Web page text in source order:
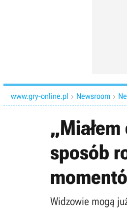
www.gry-online.pl  Newsroom 
sposób
Widzowie mogą